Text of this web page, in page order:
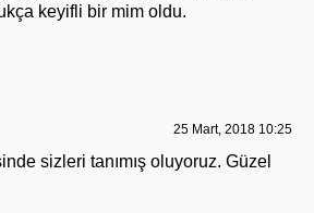
keyifli bir mim oldu.
25 Mart, 2018 10:25
sizleri tanımış oluyoruz. Güzel